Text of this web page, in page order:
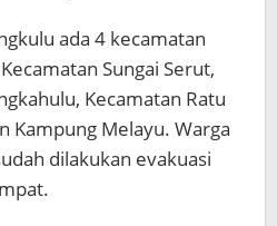
ada 4 kecamatan
Sungai Serut,
Kecamatan Ratu
Kampung Melayu. Warga
dilakukan evakuasi